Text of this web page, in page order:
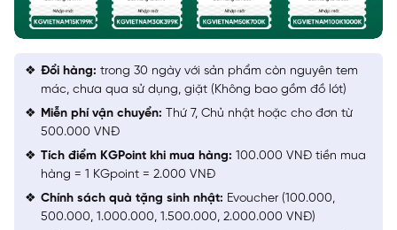
Đổi hàng: trong 30 ngày với sản phẩm còn nguyên tem
mác, chưa qua sử dụng, giặt (Không bao gồm đồ lót)
Miễn phí vận chuyển: Thứ 7, Chủ nhật hoặc cho đơn từ
500.000 VNĐ
Tích điểm KGPoint khi mua hàng: 100.000 VNĐ tiền mua
hàng = 1 KGpoint = 2.000 VNĐ
Chính sách quà tặng sinh nhật: Evoucher (100.000,
500.000, 1.000.000, 1.500.000, 2.000.000 VNĐ)